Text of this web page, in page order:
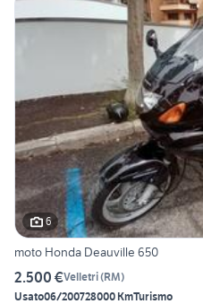
6
moto Honda Deauville 650
2.500 €Velletri(RM)
Usato06/200728000 KmTurismo